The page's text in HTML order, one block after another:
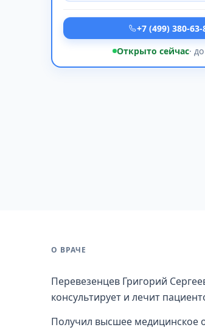
+7 (499) 380-63-
Открыто сейчас·
О ВРАЧЕ
Перевезенцев Григорий
консультирует и лечит
Получил высшее медицинское